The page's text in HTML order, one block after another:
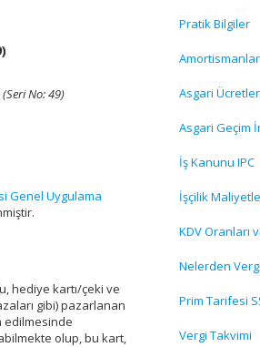
No: 49)
Genel Uygulama
hediye kartı/çeki ve
gibi) pazarlanan
edilmesinde
olup, bu kart,
Pratik Bilgiler
Amortismanlar
Asgari Ücretler
Asgari Geçim
İş Kanunu IPC
İşçilik
KDV Oranları
Nelerden
Prim Tarifesi
Vergi Takvimi